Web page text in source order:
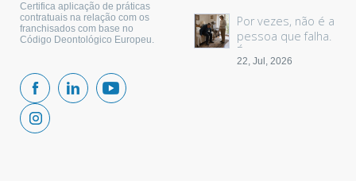
Certifica aplicação de práticas
contratuais na relação com os
franchisados com base no
Código Deontológico Europeu.
Por vezes, não é a
pessoa que falha.
É o espaço.
22, Jul, 2026